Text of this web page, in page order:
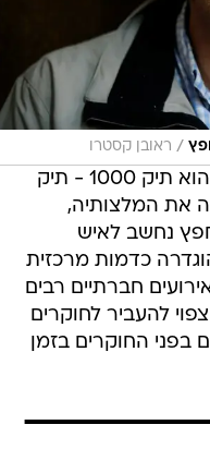
/ ראובן קסטרו
תיק נוסף בו אמור חפץ להעיד הוא תיק 1000 - תיק
את המלצותיה,
נחשב לאיש
כדמות מרכזית
חברתיים רבים
להעביר לחוקרים
בפני החוקרים בזמן